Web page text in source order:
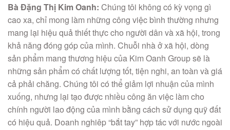
Bà Đặng Thị Kim Oanh: Chúng tôi không có kỳ vọng gì
cao xa, chỉ mong làm những công việc bình thường nhưng
mang lại hiệu quả thiết thực cho người dân và xã hội, trong
khả năng đóng góp của mình. Chuỗi nhà ở xã hội, dòng
sản phẩm mang thương hiệu của Kim Oanh Group sẽ là
những sản phẩm có chất lượng tốt, tiện nghi, an toàn và giá
cả phải chăng. Chúng tôi có thể giảm lợi nhuận của mình
xuống, nhưng lại tạo được nhiều công ăn việc làm cho
chính người lao động của mình bằng cách sử dụng quỹ đất
có hiệu quả. Doanh nghiêp “bắt tay” hợp tác với nước ngoài